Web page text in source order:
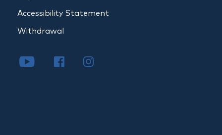
Accessibility Statement
Withdrawal